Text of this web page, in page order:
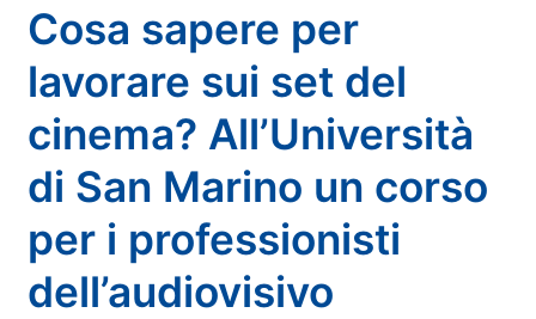
Cosa sapere per
lavorare sui set del
cinema? All’Università
di San Marino un corso
per i professionisti
dell’audiovisivo